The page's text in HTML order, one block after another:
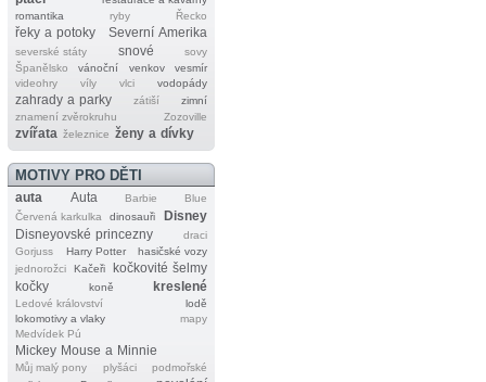
romantika
ryby Řecko
řeky a potoky Severní Amerika
severské státy snové
sovy
Španělsko
vánoční venkov
vesmír
videohry
víly vlci vodopády
zahrady a parky zátiší
zimní
znamení zvěrokruhu
Zozoville
zvířata železnice ženy a dívky
MOTIVY PRO DĚTI
auta Auta Barbie
Blue
Červená karkulka
dinosauři
Disney
Disneyovské princezny
draci
Gorjuss
Harry Potter
hasičské vozy
jednorožci
Kačeři
kočkovité šelmy
kočky
koně kreslené
Ledové království
lodě
lokomotivy a vlaky
mapy
Medvídek Pú
Mickey Mouse a Minnie
Můj malý pony plyšáci
podmořské